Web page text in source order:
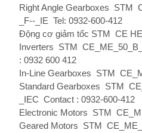
Right Angle Gearboxes STM
_F--_IE Tel: 0932-600-412
Động cơ giảm tốc STM CE
Inverters STM
: 0932 600 412
In-Line Gearboxes STM
Standard Gearboxes STM
_IEC Contact : 0932-600-412
Electronic Motors STM
Geared Motors STM